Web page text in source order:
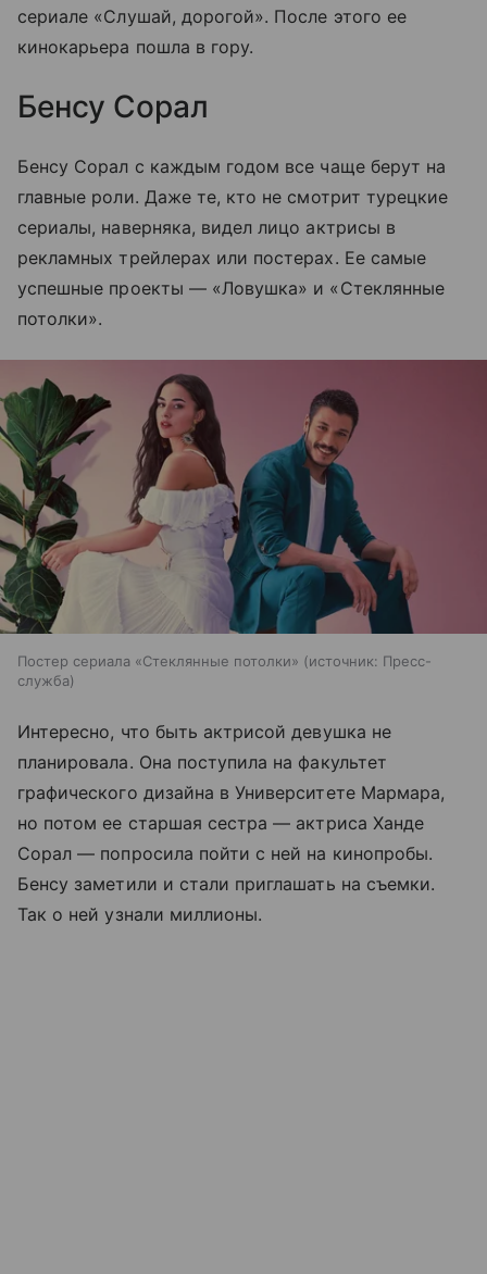
сериале «Слушай, дорогой». После этого ее
кинокарьера пошла в гору.
Бенсу Сорал
Бенсу Сорал с каждым годом все чаще берут на
главные роли. Даже те, кто не смотрит турецкие
сериалы, наверняка, видел лицо актрисы в
рекламных трейлерах или постерах. Ее самые
успешные проекты — «Ловушка» и «Стеклянные
потолки».
Постер сериала «Стеклянные потолки» источник: Пресс-
служба
Интересно, что быть актрисой девушка не
планировала. Она поступила на факультет
графического дизайна в Университете Мармара,
но потом ее старшая сестра — актриса Ханде
Сорал — попросила пойти с ней на кинопробы.
Бенсу заметили и стали приглашать на съемки.
Так о ней узнали миллионы.